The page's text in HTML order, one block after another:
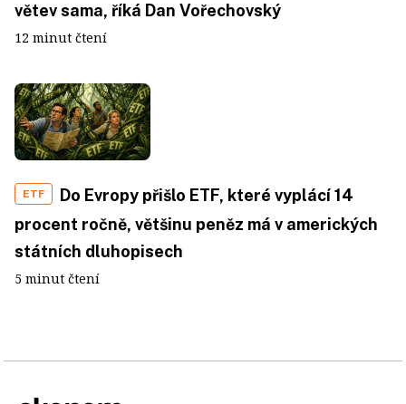
větev sama, říká Dan Vořechovský
12 minut čtení
ETF
Do Evropy přišlo ETF, které vyplácí 14
procent ročně, většinu peněz má v amerických
státních dluhopisech
5 minut čtení